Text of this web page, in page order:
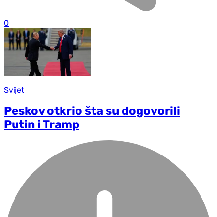
0
Svijet
Peskov otkrio šta su dogovorili
Putin i Tramp